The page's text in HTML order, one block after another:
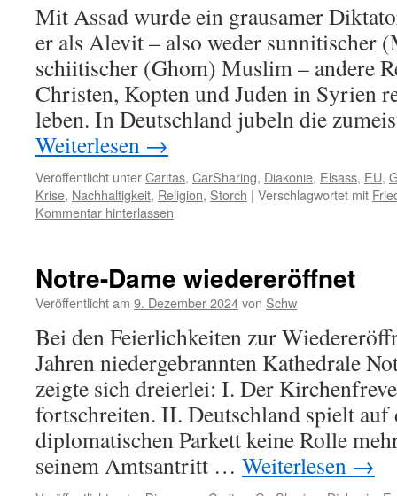
Mit Assad wurde ein grausamer
er als Alevit – also weder sunnitischer
schiitischer (Ghom) Muslim – andere
Christen, Kopten und Juden in Syrien
leben. In Deutschland jubeln die
Weiterlesen →
Veröffentlicht unterCaritas, CarSharing, Diakonie, Elsass, EU,
Krise, Nachhaltigkeit, Religion, Storch | Verschlagwortet mit
Kommentar hinterlassen
Notre-Dame wiedereröffnet
Veröffentlicht am 9. Dezember 2024von Schw
Bei den Feierlichkeiten zur
Jahren niedergebrannten Kathedrale
zeigte sich dreierlei: I. Der
fortschreiten. II. Deutschland spielt
diplomatischen Parkett keine Rolle
seinem Amtsantritt … Weiterlesen →